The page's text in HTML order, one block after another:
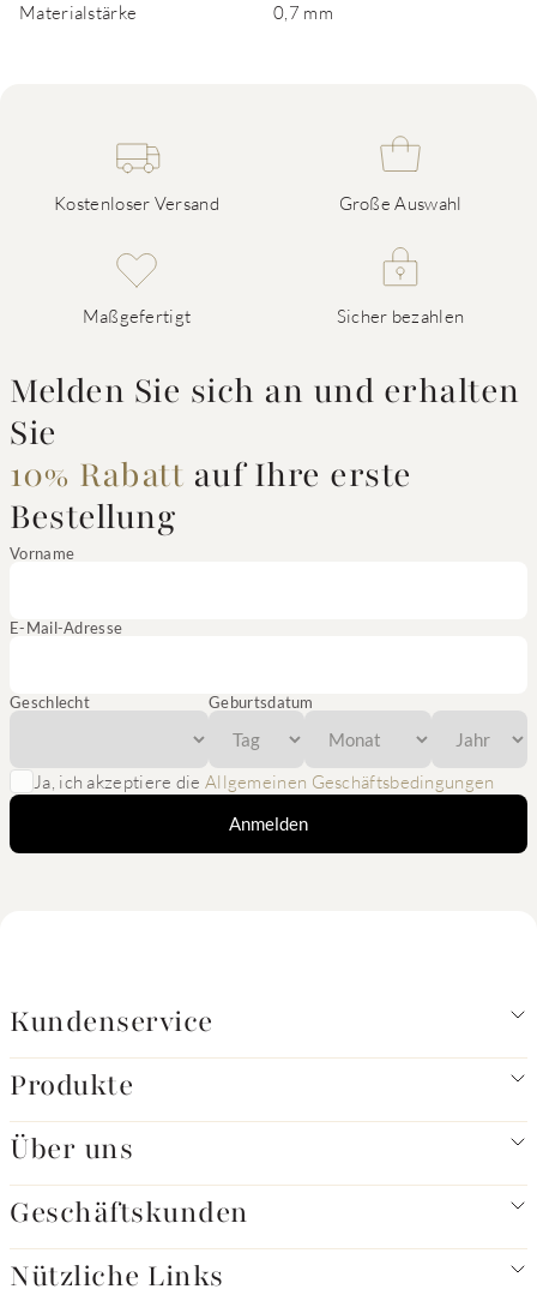
Materialstärke
0,7 mm
Kostenloser Versand Große Auswahl
Maßgefertigt Sicher bezahlen
Melden Sie sich an und erhalten
Sie
10% Rabatt auf Ihre erste
Bestellung
Vorname
E-Mail-Adresse
Geschlecht Geburtsdatum
Ja, ich akzeptiere die Allgemeinen Geschäftsbedingungen
Anmelden
Kundenservice
Produkte
Über uns
Geschäftskunden
Nützliche Links